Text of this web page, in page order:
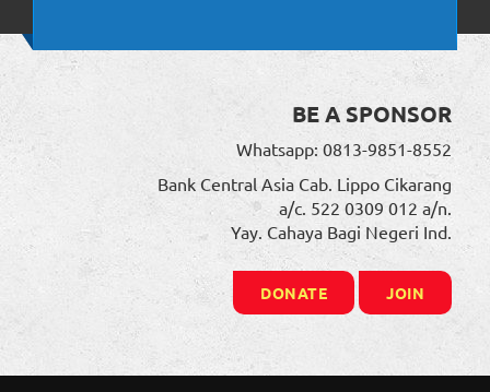
BE A SPONSOR
Whatsapp: 0813-9851-8552
Bank Central Asia Cab. Lippo Cikarang
a/c. 522 0309 012 a/n.
Yay. Cahaya Bagi Negeri Ind.
DONATE JOIN